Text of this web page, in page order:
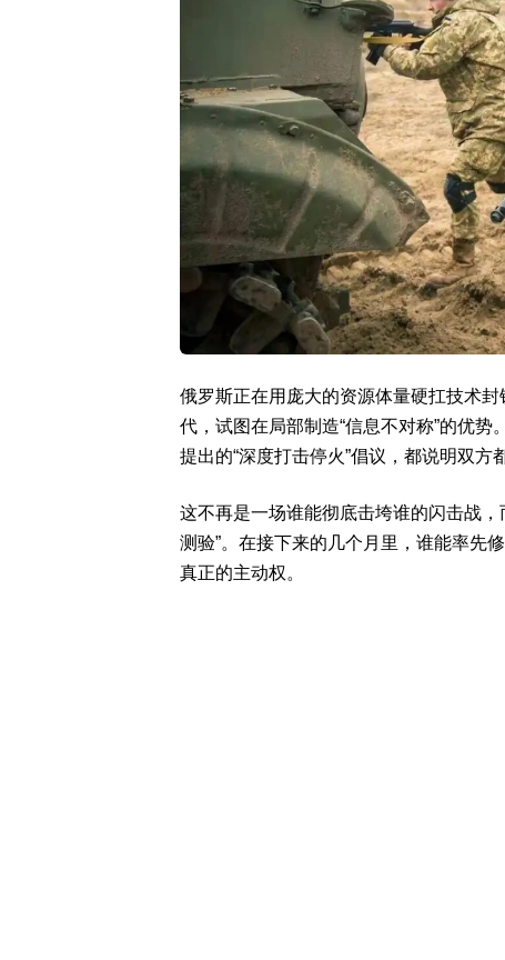
俄罗斯正在用庞大的资源体量硬扛技术
代，试图在局部制造“信息不对称”的优
提出的“深度打击停火”倡议，都说明双方
这不再是一场谁能彻底击垮谁的闪击战
测验”。在接下来的几个月里，谁能率先
真正的主动权。